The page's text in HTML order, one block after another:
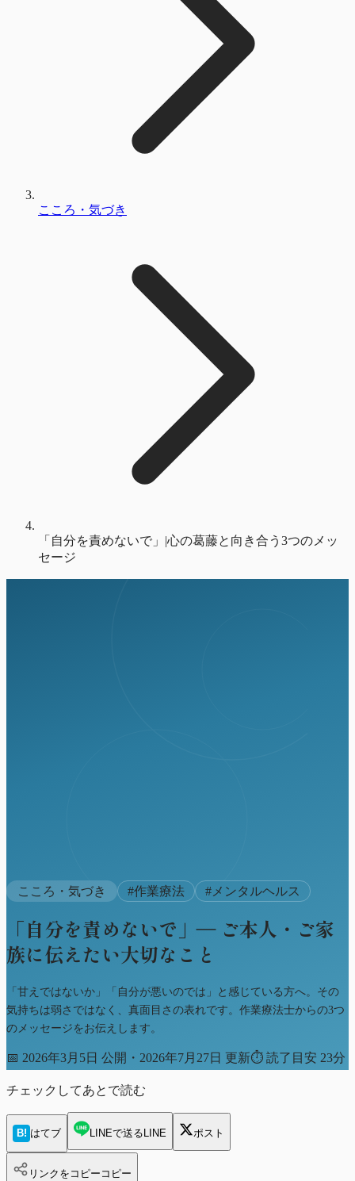
こころ・気づき
「自分を責めないで」|心の葛藤と向き合う3つのメッ
セージ
こころ・気づき #作業療法 # メンタルヘルス
「自分を責めないで」― ご本人・ご家
族に伝えたい大切なこと
「甘えではないか」「自分が悪いのでは」と感じている方へ。その
気持ちは弱さではなく、真面目さの表れです。作業療法士からの3つ
のメッセージをお伝えします。
📅 2026年3月5日 公開・2026年7月27日 更新⏱ 読了目安 23分
チェックしてあとで読む
B! はてブ LINEで送る LINE ポスト
リンクをコピー コピー